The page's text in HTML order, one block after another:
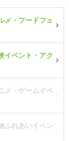
メ・フードフェ
イベント・アク
メ・ゲームイベ
ふれあいイベン